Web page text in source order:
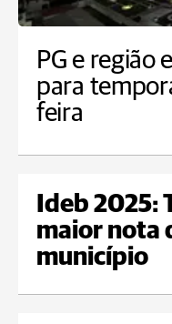
PG e região
para
feira
Ideb 2025:
maior nota
município